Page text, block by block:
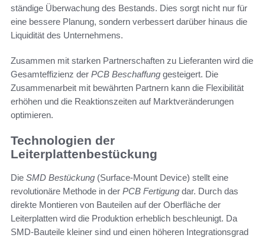
ständige Überwachung des Bestands. Dies sorgt nicht nur für
eine bessere Planung, sondern verbessert darüber hinaus die
Liquidität des Unternehmens.
Zusammen mit starken Partnerschaften zu Lieferanten wird die
Gesamteffizienz der PCB Beschaffung gesteigert. Die
Zusammenarbeit mit bewährten Partnern kann die Flexibilität
erhöhen und die Reaktionszeiten auf Marktveränderungen
optimieren.
Technologien der
Leiterplattenbestückung
Die SMD Bestückung (Surface-Mount Device) stellt eine
revolutionäre Methode in der PCB Fertigung dar. Durch das
direkte Montieren von Bauteilen auf der Oberfläche der
Leiterplatten wird die Produktion erheblich beschleunigt. Da
SMD-Bauteile kleiner sind und einen höheren Integrationsgrad